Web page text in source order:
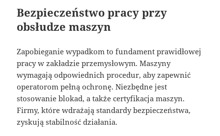
Bezpieczeństwo pracy przy
obsłudze maszyn
Zapobieganie wypadkom to fundament prawidłowej
pracy w zakładzie przemysłowym. Maszyny
wymagają odpowiednich procedur, aby zapewnić
operatorom pełną ochronę. Niezbędne jest
stosowanie blokad, a także certyfikacja maszyn.
Firmy, które wdrażają standardy bezpieczeństwa,
zyskują stabilność działania.